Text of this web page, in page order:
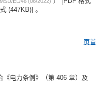
(447KB)] 。
页首
《电力条例》（第 406 章）及